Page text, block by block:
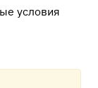
условия